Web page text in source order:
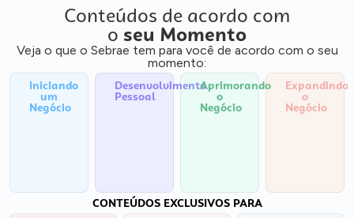
Conteúdos de acordo com
o seu Momento
Veja o que o Sebrae tem para você de acordo com o seu
momento:
Iniciando
um
Negócio
Desenvolvimento
Pessoal
Aprimorando
o
Negócio
Expandindo
o
Negócio
CONTEÚDOS EXCLUSIVOS PARA